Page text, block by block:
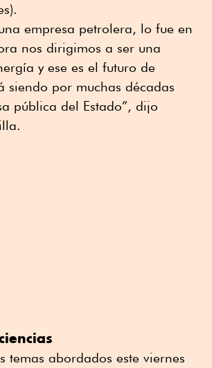
empresa petrolera, lo fue en
nos dirigimos a ser una
y ese es el futuro de
siendo por muchas décadas
pública del Estado”, dijo
temas abordados este viernes